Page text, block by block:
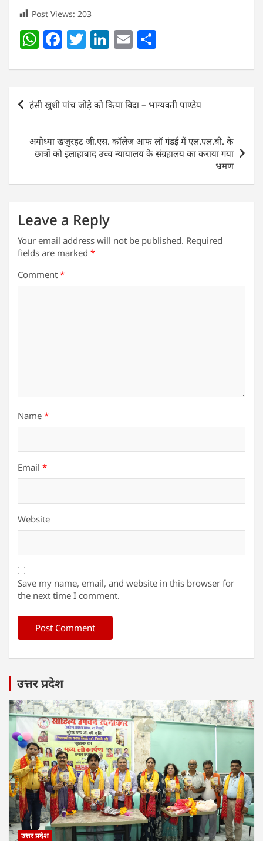
Post Views: 203
W
at
s
A
p
p
F
c
e
b
o
o
T
itt
er
Li
k
e
dI
n
E
ai
l
ar
e
Post
navigation
हंसी खुशी पांच जोड़े को किया विदा – भाग्यवती पाण्डेय
अयोध्या खजुरहट जी.एस. कॉलेज आफ लॉ गंडई में एल.एल.बी. के
छात्रों को इलाहाबाद उच्च न्यायालय के संग्रहालय का कराया गया
भ्रमण
Leave a Reply
Your email address will not be published. Required
fields are marked *
Comment *
Name *
Email *
Website
Save my name, email, and website in this browser for
the next time I comment.
उत्तर प्रदेश
उत्तर प्रदेश